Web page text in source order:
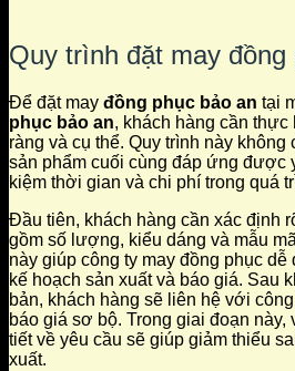
Quy trình đặt may đồng
Để đặt may đồng phục bảo an tại
phục bảo an, khách hàng cần thực
ràng và cụ thể. Quy trình này không
sản phẩm cuối cùng đáp ứng được
kiệm thời gian và chi phí trong quá
Đầu tiên, khách hàng cần xác định
gồm số lượng, kiểu dáng và mẫu
này giúp công ty may đồng phục
kế hoạch sản xuất và báo giá. Sau
bản, khách hàng sẽ liên hệ với
báo giá sơ bộ. Trong giai đoạn này,
tiết về yêu cầu sẽ giúp giảm thiểu
xuất.